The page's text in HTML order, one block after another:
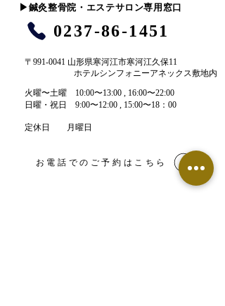
​▶︎鍼灸整骨院・エステサロン専用窓口
0237-86-1451
〒991-0041 山形県寒河江市寒河江久保11
ホテルシンフォニーアネックス敷地内
​火曜〜土曜 10:00〜13:00 , 16:00〜22:00​
​日曜・祝日 9:00〜12:00 , 15:00〜18：00
定休日 月曜日
お電話でのご予約はこちら